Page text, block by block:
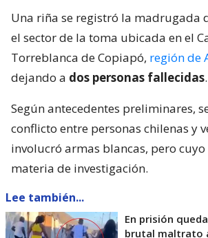
Una riña se registró la madrugada
el sector de la toma ubicada en el
Torreblanca de Copiapó, región de
dejando a dos personas fallecidas.
Según antecedentes preliminares,
conflicto entre personas chilenas y
involucró armas blancas, pero
materia de investigación.
Lee también...
En prisión
brutal maltrato